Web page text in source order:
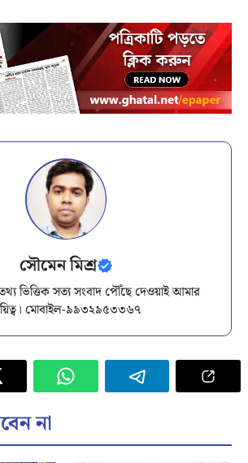
সৌমেন মিশ্র
ভিত্তিক সত্য সংবাদ পৌঁছে দেওয়াই আমার
মোবাইল-৯৯৩২৯৫৩৩৬৭
না